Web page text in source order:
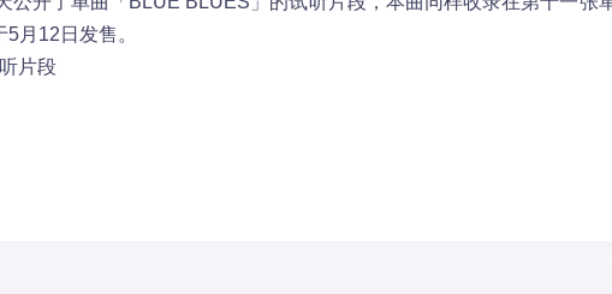
月12日发售。
片段